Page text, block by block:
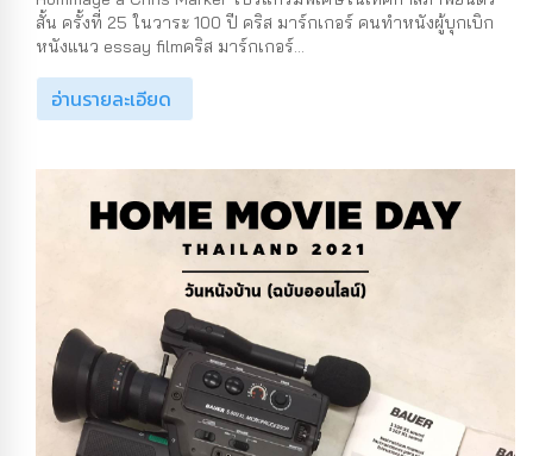
สั้น ครั้งที่ 25 ในวาระ 100 ปี คริส มาร์กเกอร์ คนทำหนังผู้บุกเบิก
หนังแนว essay filmคริส มาร์กเกอร์...
อ่านรายละเอียด